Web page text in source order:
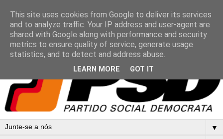
▼
This site uses cookies from Google to deliver its services
and to analyze traffic. Your IP address and user-agent are
shared with Google along with performance and security
metrics to ensure quality of service, generate usage
statistics, and to detect and address abuse.
LEARN MORE GOT IT